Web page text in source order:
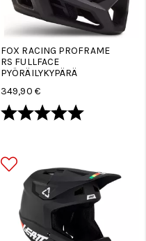
FOX RACING PROFRAME
RS FULLFACE
PYÖRÄILYKYPÄRÄ
349,90 €
Arvio: